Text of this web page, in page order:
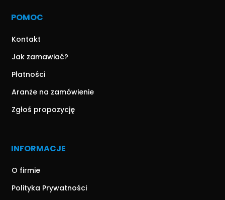
POMOC
Kontakt
Jak zamawiać?
Płatności
Aranże na zamówienie
Zgłoś propozycję
INFORMACJE
O firmie
Polityka Prywatności